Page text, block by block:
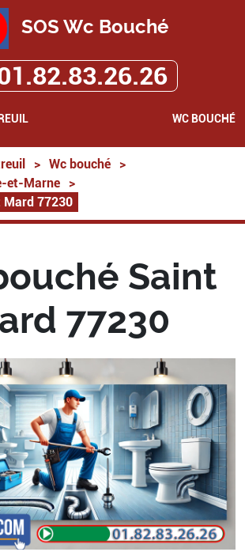
SOS Wc Bouché
WC BOUCHÉ
> Wc bouché
>
et-Marne
>
Mard 77230
Saint
77230